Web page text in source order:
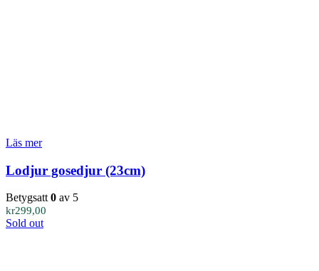
Läs mer
Lodjur gosedjur (23cm)
Betygsatt0 av 5
kr299,00
Sold out